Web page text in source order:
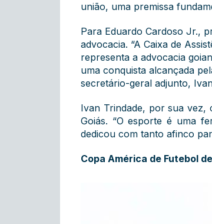
união, uma premissa
Para Eduardo Cardoso Jr.,
advocacia. “A Caixa de
representa a advocacia
uma conquista alcançada
secretário-geral adjunto,
Ivan Trindade, por sua vez,
Goiás. “O esporte é uma
dedicou com tanto afinco
Copa América de Futebol